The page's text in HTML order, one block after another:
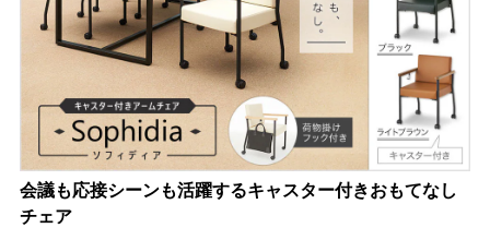
会議も応接シーンも活躍するキャスター付きおもてなし
チェア